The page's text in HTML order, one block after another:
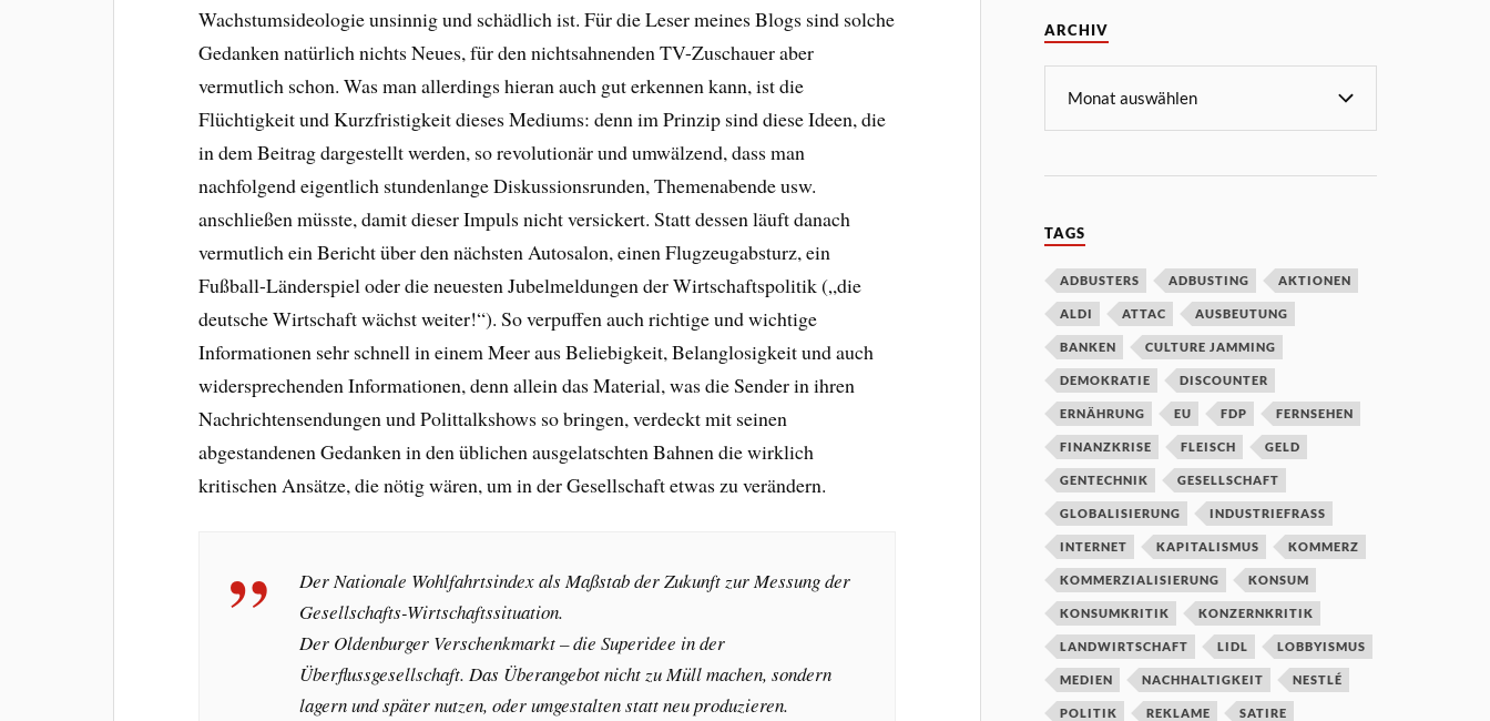
Wachstumsideologie unsinnig und schädlich ist. Für die Leser meines Blogs sind solche
Gedanken natürlich nichts Neues, für den nichtsahnenden TV-Zuschauer aber
vermutlich schon. Was man allerdings hieran auch gut erkennen kann, ist die
Flüchtigkeit und Kurzfristigkeit dieses Mediums: denn im Prinzip sind diese Ideen, die
in dem Beitrag dargestellt werden, so revolutionär und umwälzend, dass man
nachfolgend eigentlich stundenlange Diskussionsrunden, Themenabende usw.
anschließen müsste, damit dieser Impuls nicht versickert. Statt dessen läuft danach
vermutlich ein Bericht über den nächsten Autosalon, einen Flugzeugabsturz, ein
Fußball-Länderspiel oder die neuesten Jubelmeldungen der Wirtschaftspolitik („die
deutsche Wirtschaft wächst weiter!“). So verpuffen auch richtige und wichtige
Informationen sehr schnell in einem Meer aus Beliebigkeit, Belanglosigkeit und auch
widersprechenden Informationen, denn allein das Material, was die Sender in ihren
Nachrichtensendungen und Polittalkshows so bringen, verdeckt mit seinen
abgestandenen Gedanken in den üblichen ausgelatschten Bahnen die wirklich
kritischen Ansätze, die nötig wären, um in der Gesellschaft etwas zu verändern.
Der Nationale Wohlfahrtsindex als Maßstab der Zukunft zur Messung der
Gesellschafts-Wirtschaftssituation.
Der Oldenburger Verschenkmarkt – die Superidee in der
Überflussgesellschaft. Das Überangebot nicht zu Müll machen, sondern
lagern und später nutzen, oder umgestalten statt neu produzieren.
ARCHIV
TAGS
ADBUSTERS ADBUSTING AKTIONEN
ALDI ATTAC AUSBEUTUNG
BANKEN CULTURE JAMMING
DEMOKRATIE DISCOUNTER
ERNÄHRUNG EU FDP FERNSEHEN
FINANZKRISE FLEISCH GELD
GENTECHNIK GESELLSCHAFT
GLOBALISIERUNG INDUSTRIEFRASS
INTERNET KAPITALISMUS KOMMERZ
KOMMERZIALISIERUNG KONSUM
KONSUMKRITIK KONZERNKRITIK
LANDWIRTSCHAFT LIDL LOBBYISMUS
MEDIEN NACHHALTIGKEIT NESTLÉ
POLITIK REKLAME SATIRE